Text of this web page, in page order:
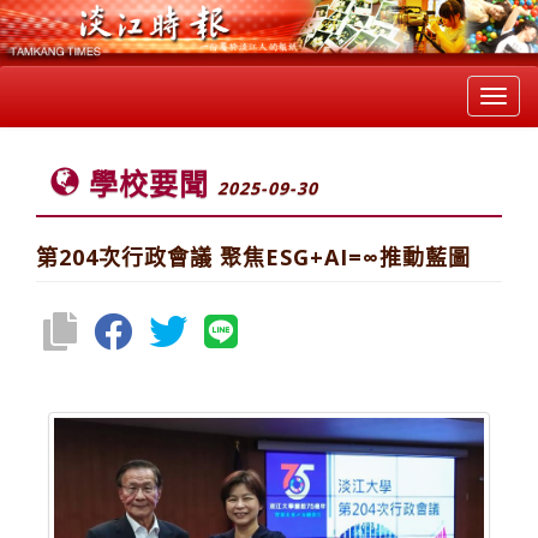
學校要聞 2025-09-30
第204次行政會議 聚焦ESG+AI=∞推動藍圖